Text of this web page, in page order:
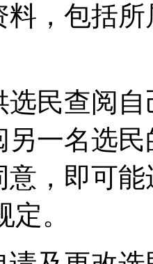
料，包括
选民查阅
另一名选
意，即可
。